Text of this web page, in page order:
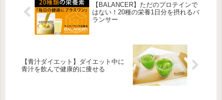
【BALANCER】ただのプロテインで
はない！20種の栄養1日分を摂れるバ
ランサー
【青汁ダイエット】ダイエット中に
青汁を飲んで健康的に痩せる